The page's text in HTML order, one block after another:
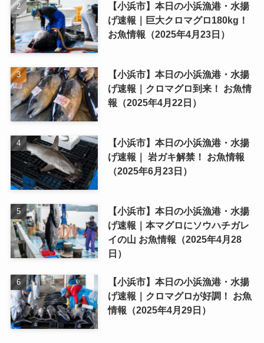
【小浜市】本日の小浜漁港・水揚
げ速報｜巨大クロマグロ180kg！
お魚情報（2025年4月23日）
【小浜市】本日の小浜漁港・水揚
げ速報｜クロマグロ到来！ お魚情
報（2025年4月22日）
【小浜市】本日の小浜漁港・水揚
げ速報｜ 岩ガキ解禁！ お魚情報
（2025年6月23日）
【小浜市】本日の小浜漁港・水揚
げ速報｜本マグロにソウハチガレ
イの山 お魚情報（2025年4月28
日）
【小浜市】本日の小浜漁港・水揚
げ速報｜クロマグロが好調！ お魚
情報（2025年4月29日）